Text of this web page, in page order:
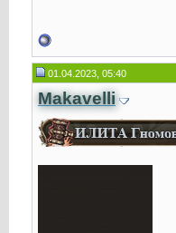
01.04.2023, 05:40
Makavelli